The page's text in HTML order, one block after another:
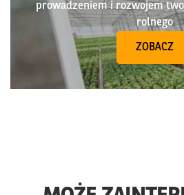
prowadzeniem i rozwojem
rolnego
ZOBACZ